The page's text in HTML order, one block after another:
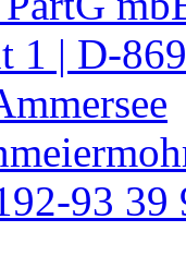
1 | D-
93 39